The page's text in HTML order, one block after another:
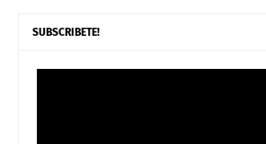
SUBSCRIBETE!